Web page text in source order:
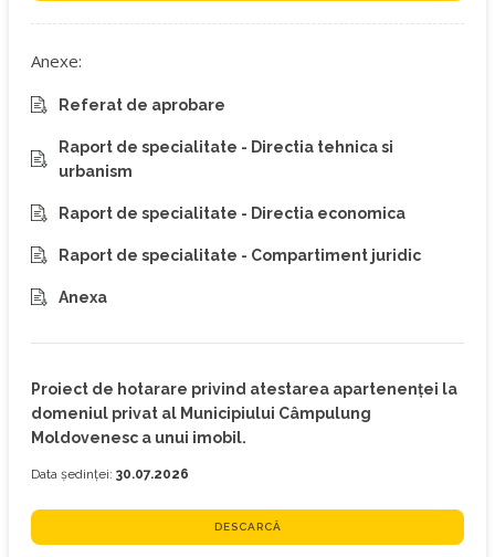
Anexe:
Referat de aprobare
Raport de specialitate - Directia tehnica si
urbanism
Raport de specialitate - Directia economica
Raport de specialitate - Compartiment juridic
Anexa
Proiect de hotarare privind atestarea apartenenței la
domeniul privat al Municipiului Câmpulung
Moldovenesc a unui imobil.
Data ședinței: 30.07.2026
DESCARCĂ